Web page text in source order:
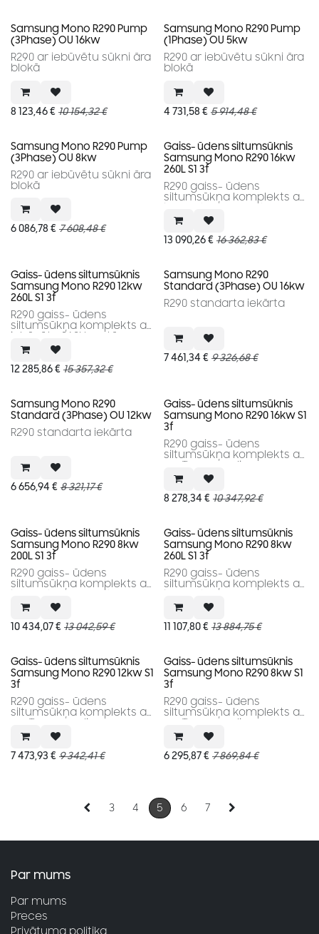
Samsung Mono R290 Pump
(3Phase) OU 16kw
R290 ar iebūvētu sūkni āra
blokā
8 123,46€ 10 154,32€
Samsung Mono R290 Pump
(1Phase) OU 5kw
R290 ar iebūvētu sūkni āra
blokā
4 731,58 € 5 914,48€
Samsung Mono R290 Pump
(3Phase) OU 8kw
R290 ar iebūvētu sūkni āra
blokā
6 086,78 € 7 608,48€
Gaiss- ūdens siltumsūknis
Samsung Mono R290 16kw
260L S1 3f
R290 gaiss- ūdens
siltumsūkņa komplekts ar
ūdens tvertni
13 090,26€ 16 362,83€
Gaiss- ūdens siltumsūknis
Samsung Mono R290 12kw
260L S1 3f
R290 gaiss- ūdens
siltumsūkņa komplekts ar
iebūvētu 260l karstā
ūdens tvertni
12 285,86€ 15 357,32€
Samsung Mono R290
Standard (3Phase) OU 16kw
R290 standarta iekārta
7 461,34 € 9 326,68€
Samsung Mono R290
Standard (3Phase) OU 12kw
R290 standarta iekārta
6 656,94 € 8 321,17€
Gaiss- ūdens siltumsūknis
Samsung Mono R290 16kw S1
3f
R290 gaiss- ūdens
siltumsūkņa komplekts ar
vadības paneli
8 278,34 € 10 347,92€
Gaiss- ūdens siltumsūknis
Samsung Mono R290 8kw
200L S1 3f
R290 gaiss- ūdens
siltumsūkņa komplekts ar
ūdens tvertni.
10 434,07€ 13 042,59€
Gaiss- ūdens siltumsūknis
Samsung Mono R290 8kw
260L S1 3f
R290 gaiss- ūdens
siltumsūkņa komplekts ar
ūdens tvertni.
11 107,80€ 13 884,75€
Gaiss- ūdens siltumsūknis
Samsung Mono R290 12kw S1
3f
R290 gaiss- ūdens
siltumsūkņa komplekts ar
vadības paneli
7 473,93 € 9 342,41€
Gaiss- ūdens siltumsūknis
Samsung Mono R290 8kw S1
3f
R290 gaiss- ūdens
siltumsūkņa komplekts ar
vadības paneli.
6 295,87€ 7 869,84€
3 4 5 6 7
Par mums
Par mums
Preces